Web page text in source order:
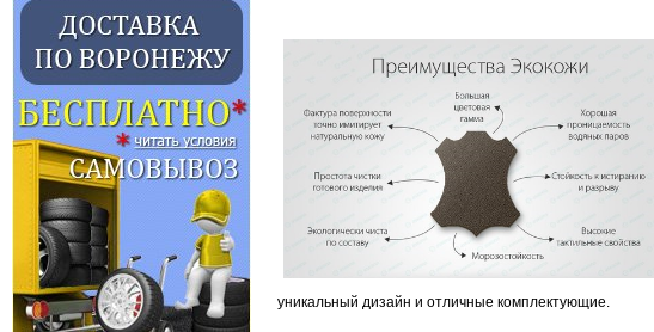
уникальный дизайн и отличные комплектующие.